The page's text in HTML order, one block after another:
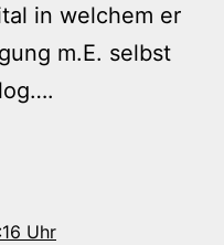
in welchem er
m.E. selbst
Uhr